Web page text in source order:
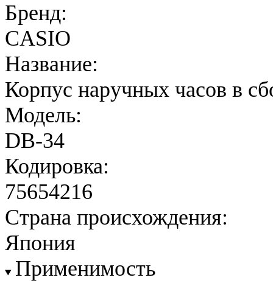
Бренд:
CASIO
Название:
Корпус наручных часов в
Модель:
DB-34
Кодировка:
75654216
Страна происхождения:
Япония
Применимость